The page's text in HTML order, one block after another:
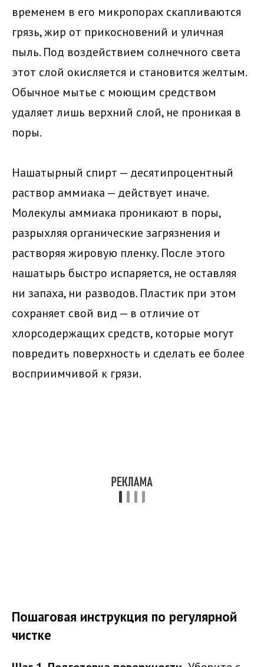
временем в его микропорах скапливаются
грязь, жир от прикосновений и уличная
пыль. Под воздействием солнечного света
этот слой окисляется и становится желтым.
Обычное мытье с моющим средством
удаляет лишь верхний слой, не проникая в
поры.
Нашатырный спирт — десятипроцентный
раствор аммиака — действует иначе.
Молекулы аммиака проникают в поры,
разрыхляя органические загрязнения и
растворяя жировую пленку. После этого
нашатырь быстро испаряется, не оставляя
ни запаха, ни разводов. Пластик при этом
сохраняет свой вид — в отличие от
хлорсодержащих средств, которые могут
повредить поверхность и сделать ее более
восприимчивой к грязи.
Пошаговая инструкция по регулярной
чистке